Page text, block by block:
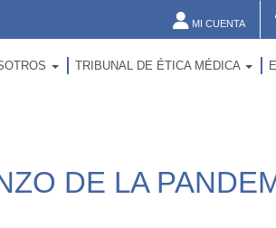
MI CUENTA
TRIBUNAL DE ÉTICA MÉDICA
DE LA